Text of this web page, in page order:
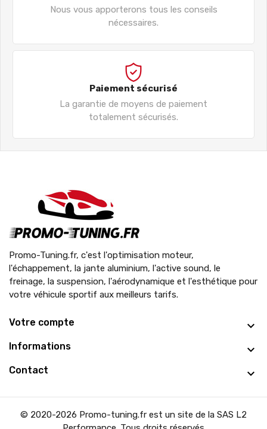
Nous vous apporterons tous les conseils
nécessaires.
Paiement sécurisé
La garantie de moyens de paiement
totalement sécurisés.
Promo-Tuning.fr, c'est l'optimisation moteur,
l'échappement, la jante aluminium, l'active sound, le
freinage, la suspension, l'aérodynamique et l'esthétique pour
votre véhicule sportif aux meilleurs tarifs.
Votre compte
Informations
Contact
© 2020-2026 Promo-tuning.fr est un site de la SAS L2